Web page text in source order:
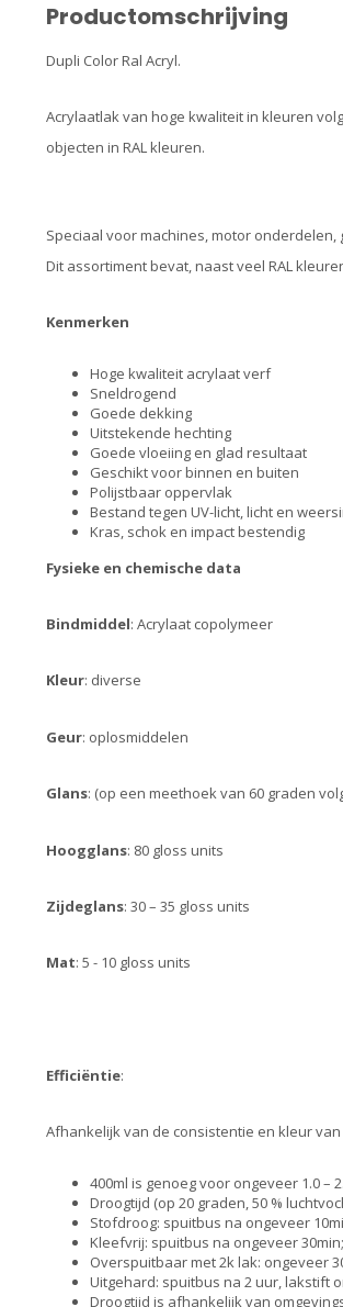
Productomschrijving
Dupli Color Ral Acryl.
Acrylaatlak van hoge kwaliteit in kleuren
objecten in RAL kleuren.
Speciaal voor machines, motor
Dit assortiment bevat, naast veel RAL
Kenmerken
Hoge kwaliteit acrylaat verf
Sneldrogend
Goede dekking
Uitstekende hechting
Goede vloeiing en glad resultaat
Geschikt voor binnen en buiten
Polijstbaar oppervlak
Bestand tegen UV-licht, licht en
Kras, schok en impact bestendig
Fysieke en chemische data
Bindmiddel: Acrylaat copolymeer
Kleur: diverse
Geur: oplosmiddelen
Glans: (op een meethoek van 60 graden
Hoogglans: 80 gloss units
Zijdeglans: 30 – 35 gloss units
Mat: 5 - 10 gloss units
Efficiëntie:
Afhankelijk van de consistentie en kleur
400ml is genoeg voor ongeveer 1.0 –
Droogtijd (op 20 graden, 50 %
Stofdroog: spuitbus na ongeveer
Kleefvrij: spuitbus na ongeveer
Overspuitbaar met 2k lak: ongeveer
Uitgehard: spuitbus na 2 uur, lakstift
Droogtijd is afhankelijk van